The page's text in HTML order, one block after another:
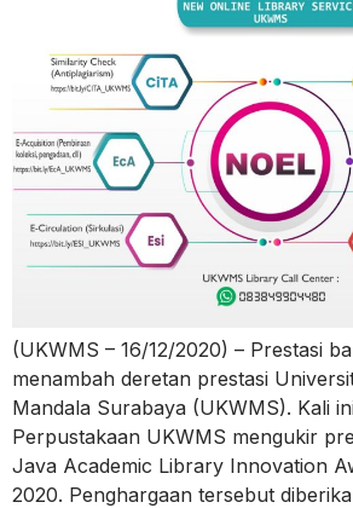
(UKWMS – 16/12/2020) – Prestasi
menambah deretan prestasi
Mandala Surabaya (UKWMS). Kali
Perpustakaan UKWMS mengukir
Java Academic Library Innovation
2020. Penghargaan tersebut